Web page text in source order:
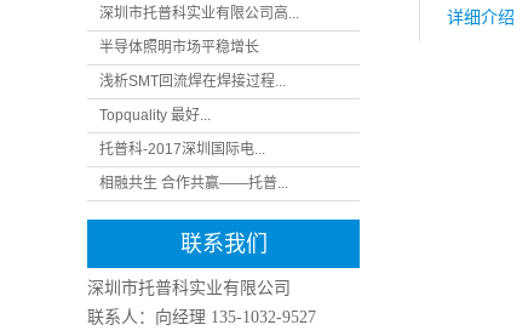
深圳市托普科实业有限公司高...
半导体照明市场平稳增长
浅析SMT回流焊在焊接过程...
Topquality 最好...
托普科-2017深圳国际电...
相融共生 合作共赢——托普...
联系我们
深圳市托普科实业有限公司
联系人：向经理 135-1032-9527
详细介绍